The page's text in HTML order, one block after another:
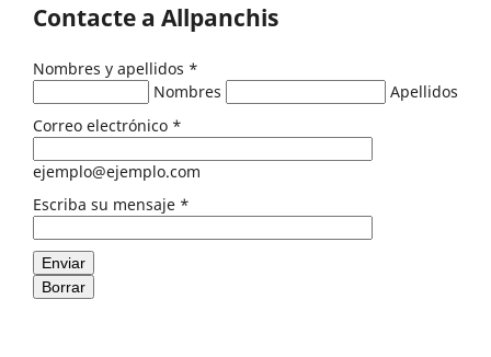
Contacte a Allpanchis
Nombres y apellidos *
Nombres
Apellidos
Correo electrónico *
ejemplo@ejemplo.com
Escriba su mensaje *
Enviar
Borrar